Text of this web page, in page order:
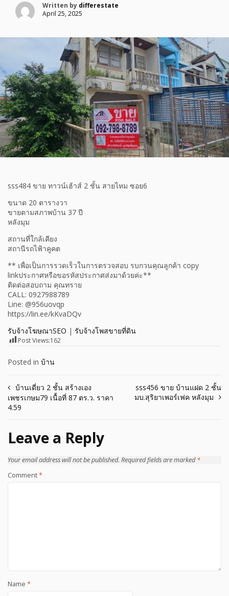
Written by differestate
April 25, 2025
sss484 ขาย ทาวน์เฮ้าส์ 2 ชั้น สายไหม ซอย6
ขนาด 20 ตารางวา
ขายตามสภาพบ้าน 37 ปี
หลังมุม
สถานที่ใกล้เคียง
สถานีรถไฟ้าคูคต
** เพื่อเป็นการรวดเร็วในการตรวจสอบ รบกวนคุณลูกค้า copy
linkประกาศหรือขอรหัสประกาศส่งมาด้วยค่ะ**
ติดต่อสอบถาม คุณทราย
CALL: 0927988789
Line: @956uovqp
https://lin.ee/kKvaDQv
รับจ้างโฆษณาSEO | รับจ้างโพสขายที่ดิน
Post Views:162
Posted in บ้าน
Post
navigation
บ้านเดี่ยว 2 ชั้น สร้างเอง
เพชรเกษม79 เนื้อที่ 87 ตร.ว. ราคา
4.59
sss456 ขาย บ้านแฝด 2 ชั้น
มบ.สุริยาเพอร์เฟค หลังมุม
Leave a Reply
Your email address will not be published. Required fields are marked*
Comment*
Name *